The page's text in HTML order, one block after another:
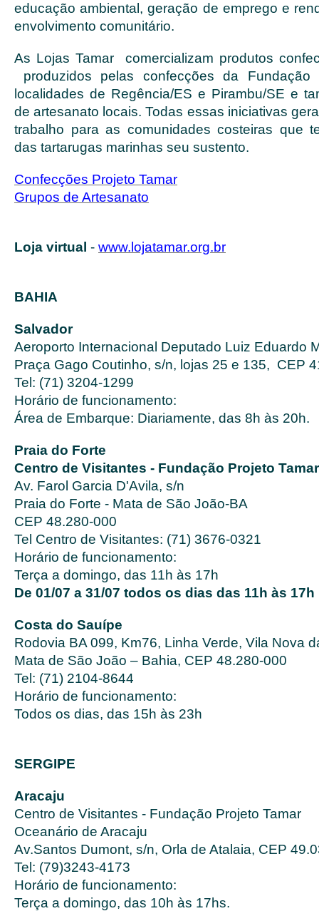
educação ambiental, geração de emprego e
envolvimento comunitário.
As Lojas Tamar comercializam produtos
produzidos pelas confecções da Fundação
localidades de Regência/ES e Pirambu/SE e
de artesanato locais. Todas essas iniciativas
trabalho para as comunidades costeiras que
das tartarugas marinhas seu sustento.
Confecções Projeto Tamar
Grupos de Artesanato
Loja virtual - www.lojatamar.org.br
BAHIA
Salvador
Aeroporto Internacional Deputado Luiz Eduardo
Praça Gago Coutinho, s/n, lojas 25 e 135, CEP
Tel: (71) 3204-1299
Horário de funcionamento:
Área de Embarque: Diariamente, das 8h às 20h.
Praia do Forte
Centro de Visitantes - Fundação Projeto Tamar
Av. Farol Garcia D'Avila, s/n
Praia do Forte - Mata de São João-BA
CEP 48.280-000
Tel Centro de Visitantes: (71) 3676-0321
Horário de funcionamento:
Terça a domingo, das 11h às 17h
De 01/07 a 31/07 todos os dias das 11h às 17h
Costa do Sauípe
Rodovia BA 099, Km76, Linha Verde, Vila Nova
Mata de São João – Bahia, CEP 48.280-000
Tel: (71) 2104-8644
Horário de funcionamento:
Todos os dias, das 15h às 23h
SERGIPE
Aracaju
Centro de Visitantes - Fundação Projeto Tamar
Oceanário de Aracaju
Av.Santos Dumont, s/n, Orla de Atalaia, CEP
Tel: (79)3243-4173
Horário de funcionamento:
Terça a domingo, das 10h às 17hs.